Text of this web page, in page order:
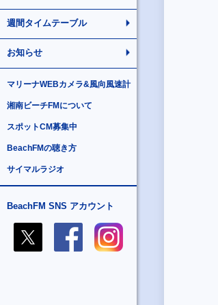
週間タイムテーブル
お知らせ
マリーナWEBカメラ&風向風速計
湘南ビーチFMについて
スポットCM募集中
BeachFMの聴き方
サイマルラジオ
BeachFM SNS アカウント